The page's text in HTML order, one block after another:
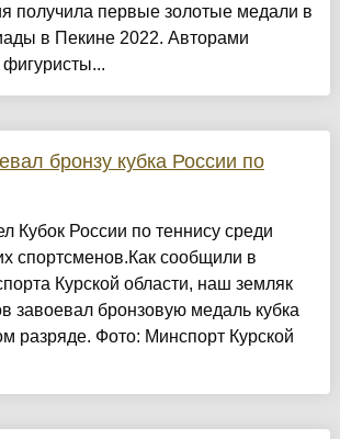
получила первые золотые медали в
в Пекине 2022. Авторами
бронзу кубка России по
Кубок России по теннису среди
спортсменов.Как сообщили в
Курской области, наш земляк
завоевал бронзовую медаль кубка
разряде. Фото: Минспорт Курской